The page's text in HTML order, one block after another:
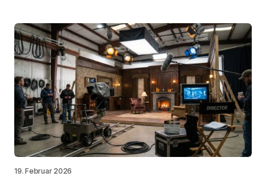
19. Februar 2026